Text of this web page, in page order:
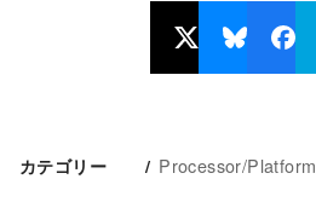
カテゴリー Processor/Platform